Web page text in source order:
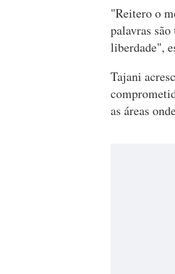
"Reitero o
palavras
liberdade",
Tajani
as áreas